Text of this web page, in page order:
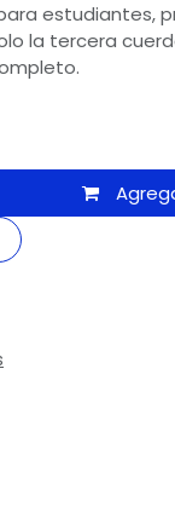
estudiantes,
la tercera